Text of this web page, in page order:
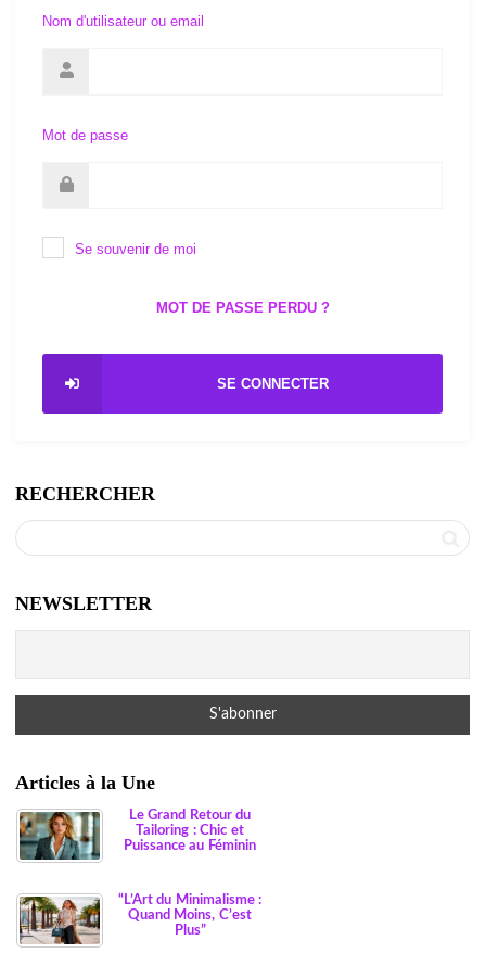
Nom d'utilisateur ou email
Mot de passe
Se souvenir de moi
MOT DE PASSE PERDU ?
SE CONNECTER
RECHERCHER
NEWSLETTER
Articles à la Une
Le Grand Retour du
Tailoring : Chic et
Puissance au Féminin
“L’Art du Minimalisme :
Quand Moins, C’est
Plus”